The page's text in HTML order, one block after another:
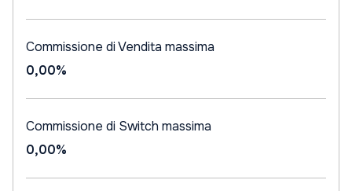
Commissione di Vendita massima
0,00%
Commissione di Switch massima
0,00%